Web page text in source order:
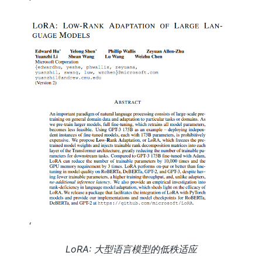
‘
LoRA: 大型语言模型的低秩适应